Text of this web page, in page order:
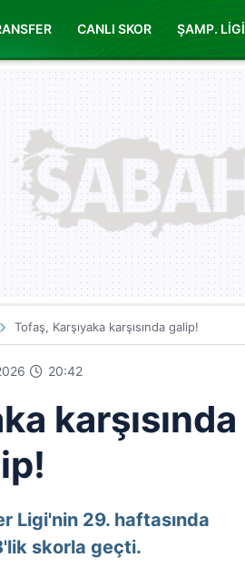
CANLI SKOR ŞAMP. LİGİ
Tofaş, Karşıyaka karşısında galip!
20:42
karşısında
Ligi'nin 29. haftasında
skorla geçti.